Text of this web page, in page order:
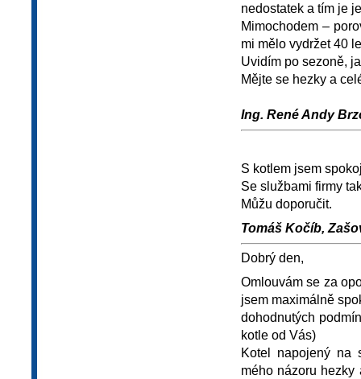
nedostatek a tím je
Mimochodem –
mi mělo vydržet 40
Uvidím po sezoně,
Mějte se hezky a
Ing. René Andy
S kotlem jsem
Se službami firmy
Můžu doporučit.
Tomáš Kočíb,
Dobrý den,
Omlouvám se za
jsem maximálně
dohodnutých
kotle od Vás)
Kotel napojený na
mého názoru